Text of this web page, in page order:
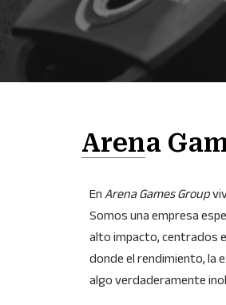
Arena
EnArena Games Group
Somos una empresa
alto impacto, centrados
donde el rendimiento, la
algo verdaderamente